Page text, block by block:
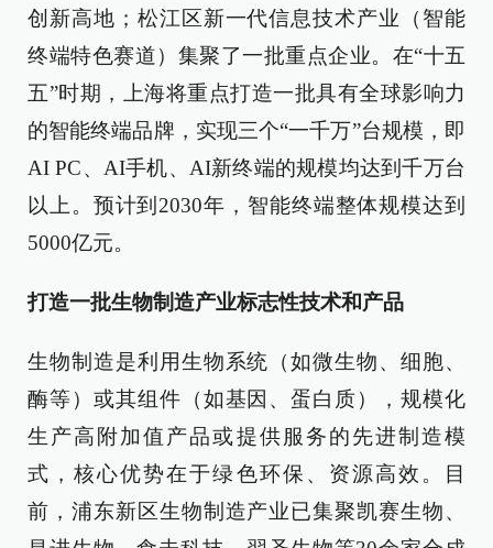
创新高地；松江区新一代信息技术产业（智能
终端特色赛道）集聚了一批重点企业。在“十五
五”时期，上海将重点打造一批具有全球影响力
的智能终端品牌，实现三个“一千万”台规模，即
AI PC、AI手机、AI新终端的规模均达到千万台
以上。预计到2030年，智能终端整体规模达到
5000亿元。
打造一批生物制造产业标志性技术和产品
生物制造是利用生物系统（如微生物、细胞、
酶等）或其组件（如基因、蛋白质），规模化
生产高附加值产品或提供服务的先进制造模
式，核心优势在于绿色环保、资源高效。目
前，浦东新区生物制造产业已集聚凯赛生物、